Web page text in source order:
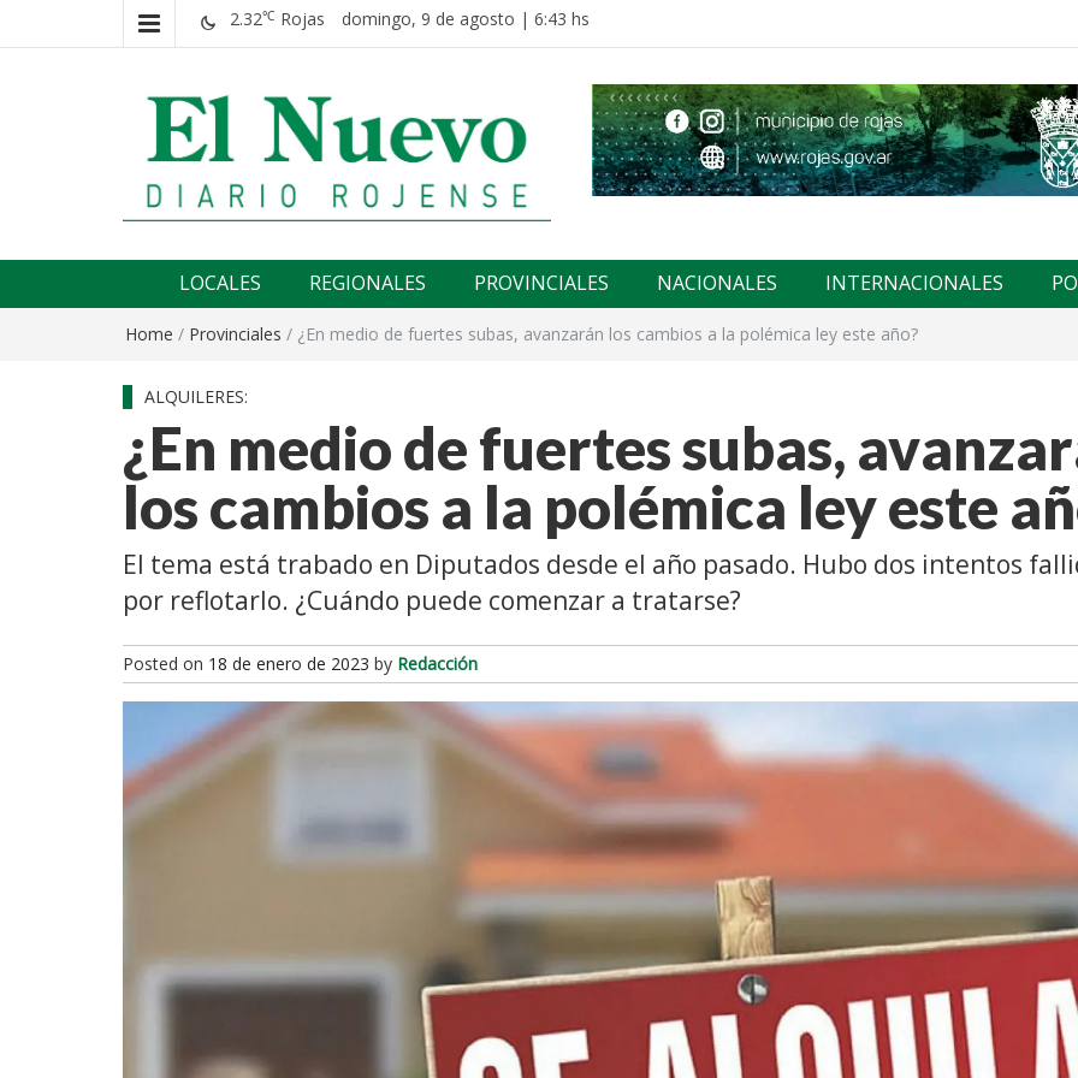
2.32℃ Rojas domingo, 9 de agosto | 6:43 hs
El nuevo rojense
LOCALES REGIONALES PROVINCIALES NACIONALES INTERNACIONALES
Home / Provinciales / ¿En medio de fuertes subas, avanzarán los cambios a la polémica ley este año?
ALQUILERES:
¿En medio de fuertes subas,
los cambios a la polémica ley este
El tema está trabado en Diputados desde el año pasado. Hubo dos intentos
por reflotarlo. ¿Cuándo puede comenzar a tratarse?
Posted on 18 de enero de 2023 by Redacción